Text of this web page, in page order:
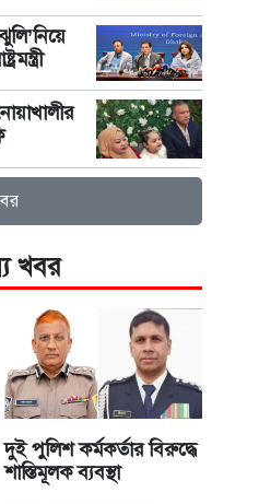
খবর
দুই পুলিশ কর্মকর্তার বিরুদ্ধে
শাস্তিমূলক ব্যবস্থা